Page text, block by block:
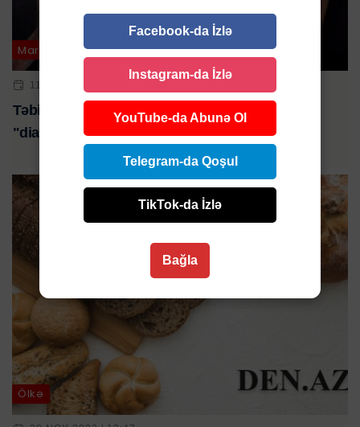
Maraqlı
11 APR 2026 | 11:30
Təbiətin incə toxunuşu: qulancarın bədənlə
"dialoqu" - FOTO
Ölkə
Facebook-da İzlə
Instagram-da İzlə
YouTube-da Abunə Ol
Telegram-da Qoşul
TikTok-da İzlə
Bağla